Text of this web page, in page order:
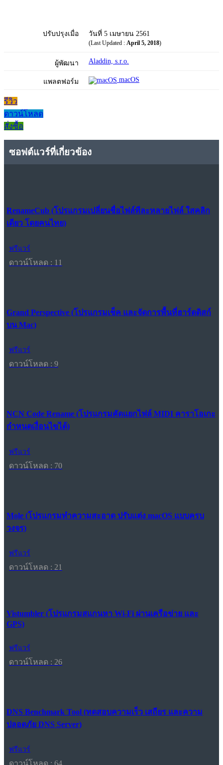
ปรับปรุงเมื่อ วันที่ 5 เมษายน 2561
(Last Updated : April 5, 2018)
ผู้พัฒนา Aladdin, s.r.o.
แพลตฟอร์ม macOS
รีวิว
ดาวน์โหลด
สั่งซื้อ
ซอฟต์แวร์ที่เกี่ยวข้อง
RenameCub (โปรแกรมเปลี่ยนชื่อไฟล์ทีละหลายไฟล์ ใสคลิก
เดียว โดยคนไทย)
ฟรีแวร์
ดาวน์โหลด : 11
Grand Perspective (โปรแกรมเช็ค และจัดการพื้นที่ฮาร์ดดิสก์
บน Mac)
ฟรีแวร์
ดาวน์โหลด : 9
NCN Code Rename (โปรแกรมคัดแยกไฟล์ MIDI คาราโอเกะ
กำหนดเงื่อนไขได้)
ฟรีแวร์
ดาวน์โหลด : 70
Mole (โปรแกรมทำความสะอาด ปรับแต่ง macOS แบบครบ
วงจร)
ฟรีแวร์
ดาวน์โหลด : 21
Vistumbler (โปรแกรมสแกนหา Wi-Fi ผ่านเครือข่าย และ
GPS)
ฟรีแวร์
ดาวน์โหลด : 26
DNS Benchmark Tool (ทดสอบความเร็ว เสถียร และความ
ปลอดภัย DNS Server)
ฟรีแวร์